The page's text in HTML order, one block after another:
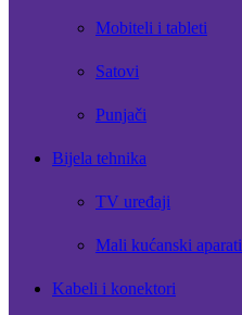
Mobiteli i tableti
Satovi
Punjači
Bijela tehnika
TV uređaji
Mali kućanski aparati
Kabeli i konektori